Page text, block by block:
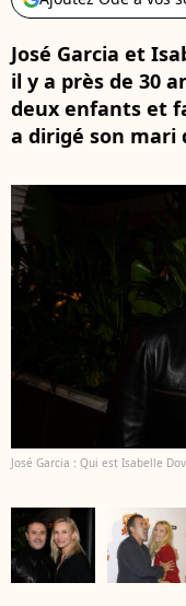
José Garcia et
il y a près de 30
deux enfants et
a dirigé son mari
José Garcia : Qui est Isabelle